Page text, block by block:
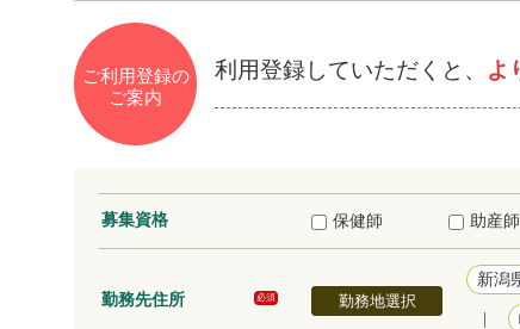
ご利用登録の
ご案内
利用登録していただくと、 よ
募集資格 保健師 助産師
勤務先住所 必須 勤務地選択
新潟